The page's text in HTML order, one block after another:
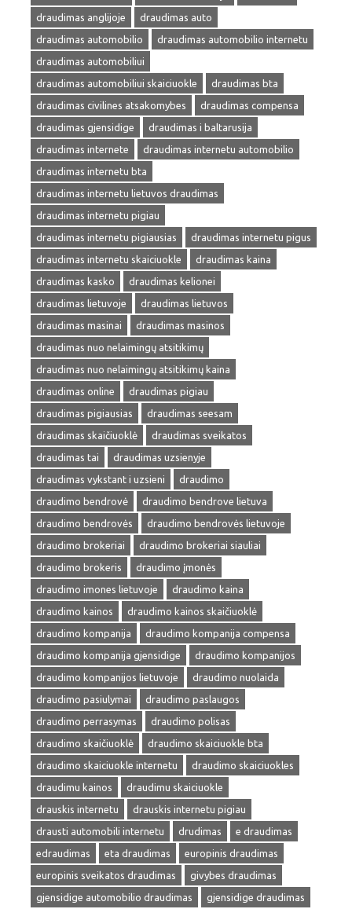
draudimas anglijoje
draudimas auto
draudimas automobilio
draudimas automobilio internetu
draudimas automobiliui
draudimas automobiliui skaiciuokle
draudimas bta
draudimas civilines atsakomybes
draudimas compensa
draudimas gjensidige
draudimas i baltarusija
draudimas internete
draudimas internetu automobilio
draudimas internetu bta
draudimas internetu lietuvos draudimas
draudimas internetu pigiau
draudimas internetu pigiausias
draudimas internetu pigus
draudimas internetu skaiciuokle
draudimas kaina
draudimas kasko
draudimas kelionei
draudimas lietuvoje
draudimas lietuvos
draudimas masinai
draudimas masinos
draudimas nuo nelaimingų atsitikimų
draudimas nuo nelaimingų atsitikimų kaina
draudimas online
draudimas pigiau
draudimas pigiausias
draudimas seesam
draudimas skaičiuoklė
draudimas sveikatos
draudimas tai
draudimas uzsienyje
draudimas vykstant i uzsieni
draudimo
draudimo bendrovė
draudimo bendrove lietuva
draudimo bendrovės
draudimo bendrovės lietuvoje
draudimo brokeriai
draudimo brokeriai siauliai
draudimo brokeris
draudimo įmonės
draudimo imones lietuvoje
draudimo kaina
draudimo kainos
draudimo kainos skaičiuoklė
draudimo kompanija
draudimo kompanija compensa
draudimo kompanija gjensidige
draudimo kompanijos
draudimo kompanijos lietuvoje
draudimo nuolaida
draudimo pasiulymai
draudimo paslaugos
draudimo perrasymas
draudimo polisas
draudimo skaičiuoklė
draudimo skaiciuokle bta
draudimo skaiciuokle internetu
draudimo skaiciuokles
draudimu kainos
draudimu skaiciuokle
drauskis internetu
drauskis internetu pigiau
drausti automobili internetu
drudimas
e draudimas
edraudimas
eta draudimas
europinis draudimas
europinis sveikatos draudimas
givybes draudimas
gjensidige automobilio draudimas
gjensidige draudimas